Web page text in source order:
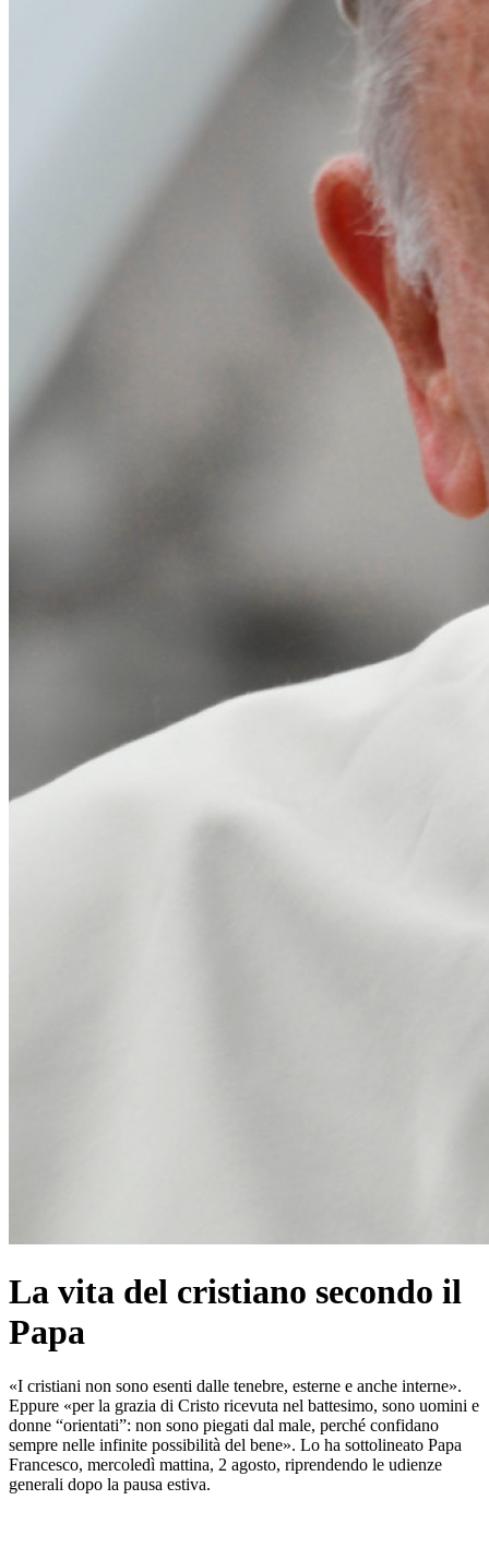
La vita del cristiano secondo il
Papa
«I cristiani non sono esenti dalle tenebre, esterne e anche interne».
Eppure «per la grazia di Cristo ricevuta nel battesimo, sono uomini e
donne “orientati”: non sono piegati dal male, perché confidano
sempre nelle infinite possibilità del bene». Lo ha sottolineato Papa
Francesco, mercoledì mattina, 2 agosto, riprendendo le udienze
generali dopo la pausa estiva.